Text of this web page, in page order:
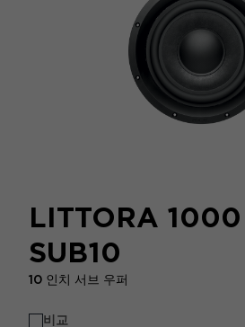
LITTORA
SUB10
10 인치 서브 우퍼
비교